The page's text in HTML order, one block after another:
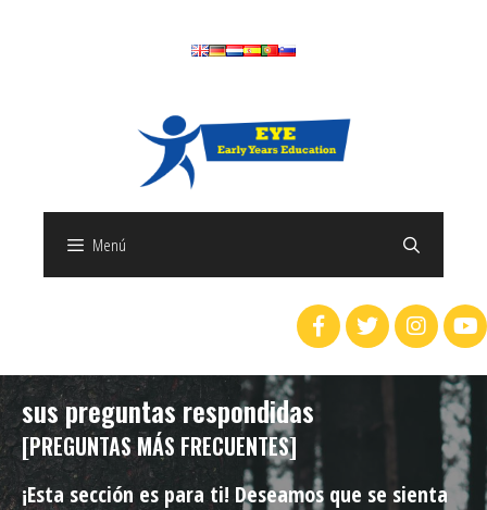
Menú
sus preguntas respondidas
[PREGUNTAS MÁS FRECUENTES]
¡Esta sección es para ti! Deseamos que se sienta